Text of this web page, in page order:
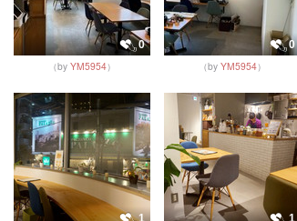
0
（by YM5954）
0
（by YM5954）
1 1